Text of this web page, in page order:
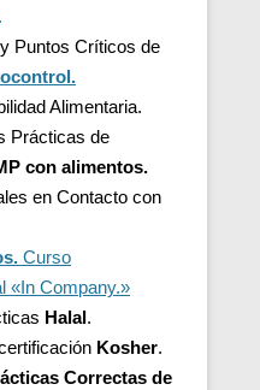
.
Puntos Críticos de
Alimentaria.
Prácticas de
con alimentos.
en Contacto con
Curso
«In Company.»
Halal.
Kosher.
Correctas de